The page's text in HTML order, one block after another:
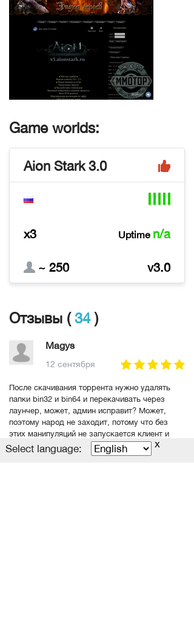
Отзывчивая Администрация.
Покажи свое мастерство!
https://www.youtube.com/Bc-GIZNaPRM
В рейтинге с
10-06-2020, 14:11
52457
Aion Stark 3.0
Game worlds:
Aion Stark 3.0
x3 Uptime n/a
~ 250 v3.0
Отзывы ( 34 )
Magys
12 сентября
После скачивания торрента нужно удалять
папки bin32 и bin64 и перекачивать через
лаунчер, может, админ исправит? Может,
поэтому народ не заходит, потому что без
этих манипуляций не запускается клиент и
народ просто плюет и удаляет.
Select language: x